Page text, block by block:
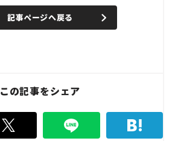
n
e
d
%
記事ページへ戻る
この記事をシェア